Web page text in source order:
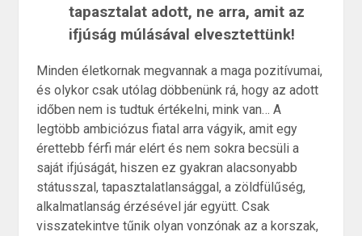
tapasztalat adott, ne arra, amit az
ifjúság múlásával elvesztettünk!
Minden életkornak megvannak a maga pozitívumai,
és olykor csak utólag döbbenünk rá, hogy az adott
időben nem is tudtuk értékelni, mink van… A
legtöbb ambiciózus fiatal arra vágyik, amit egy
érettebb férfi már elért és nem sokra becsüli a
saját ifjúságát, hiszen ez gyakran alacsonyabb
státusszal, tapasztalatlansággal, a zöldfülűség,
alkalmatlanság érzésével jár együtt. Csak
visszatekintve tűnik olyan vonzónak az a korszak,